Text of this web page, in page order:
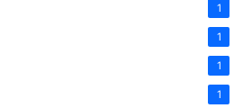
1
1
1
1